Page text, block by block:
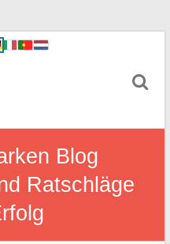
Blog
Ratschläge